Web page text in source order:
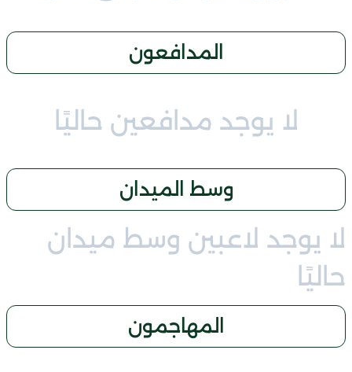
المدافعون
لا يوجد مدافعين حاليًا
وسط الميدان
لا يوجد لاعبين وسط ميدان
حاليًا
المهاجمون